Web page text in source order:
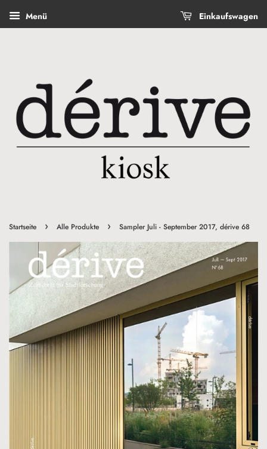
Menü Einkaufswagen
Startseite › Alle Produkte › Sampler Juli - September 2017, dérive 68